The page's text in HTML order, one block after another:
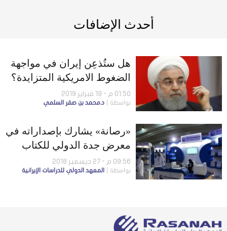
أحدث الإضافات
هل ستُذعِن إيران في مواجهة
الضغوط الامريكية المتزايدة؟
01:50 م - 19 فبراير 2019
بواسطة د.محمد بن صقر السلمي
«رصانة» يشارك بإصداراته في
معرض جدة الدولي للكتاب
09:56 م - 27 ديسمبر 2018
بواسطة المعهد الدولي للدراسات الإيرانية